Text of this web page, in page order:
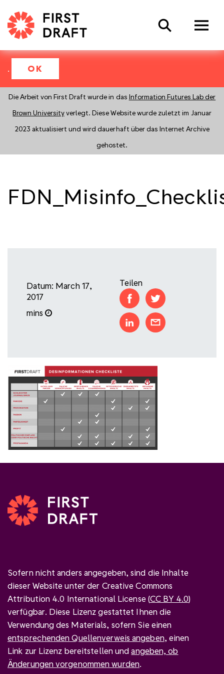
. OK
Die Arbeit von First Draft wurde in das Information Futures Lab der
Brown Universityverlegt. Diese Website wurde zuletzt im Januar
2023 aktualisiert und wird dauerhaft über das Internet Archive
gehostet.
Search
Datum: March 17,
2017
mins
Teilen
Sofern nicht anders angegeben, sind die Inhalte
dieser Website unter der Creative Commons
Attribution 4.0 International License (CC BY 4.0)
verfügbar. Diese Lizenz gestattet Ihnen die
Verwendung des Materials, sofern Sie einen
entsprechenden Quellenverweis angeben, einen
Link zur Lizenz bereitstellen undangeben, ob
Änderungen vorgenommen wurden.